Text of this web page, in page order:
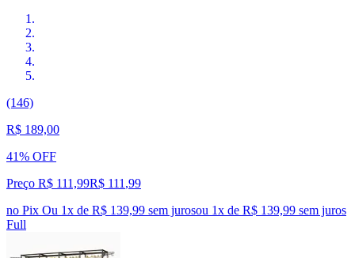
(146)
R$ 189,00
41% OFF
Preço R$ 111,99R$ 111 ,99
no Pix Ou 1x de R$ 139,99 sem jurosou 1x de R$ 139,99 sem juros
Full